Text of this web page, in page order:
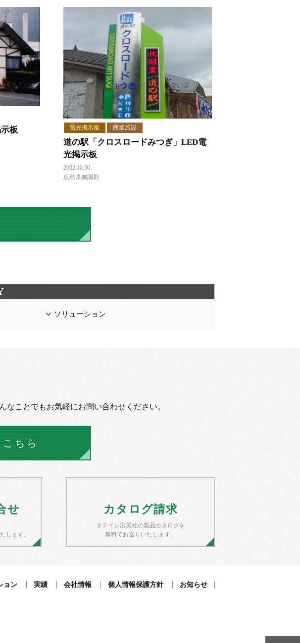
板 電光掲示板 商業施設
道の駅「クロスロードみつぎ」LED電
光掲示板
2002.10.30
広島県御調郡
ソリューション
なことでもお気軽にお問い合わせください。
こちら
せ
します。
カタログ請求
タテイシ広美社の製品カタログを
無料でお送りいたします。
ョン 実績 会社情報 個人情報保護方針 お知らせ